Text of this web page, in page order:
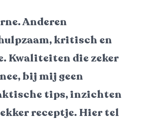
Anderen
kritisch en
Kwaliteiten die zeker
bij mij geen
tips, inzichten
receptje. Hier tel